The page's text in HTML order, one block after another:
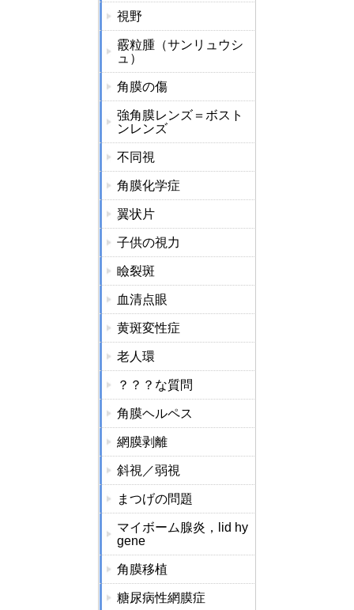
視野
霰粒腫（サンリュウシ
ュ）
角膜の傷
強角膜レンズ＝ボスト
ンレンズ
不同視
角膜化学症
翼状片
子供の視力
瞼裂斑
血清点眼
黄斑変性症
老人環
？？？な質問
角膜ヘルペス
網膜剥離
斜視／弱視
まつげの問題
マイボーム腺炎，lid hy
gene
角膜移植
糖尿病性網膜症